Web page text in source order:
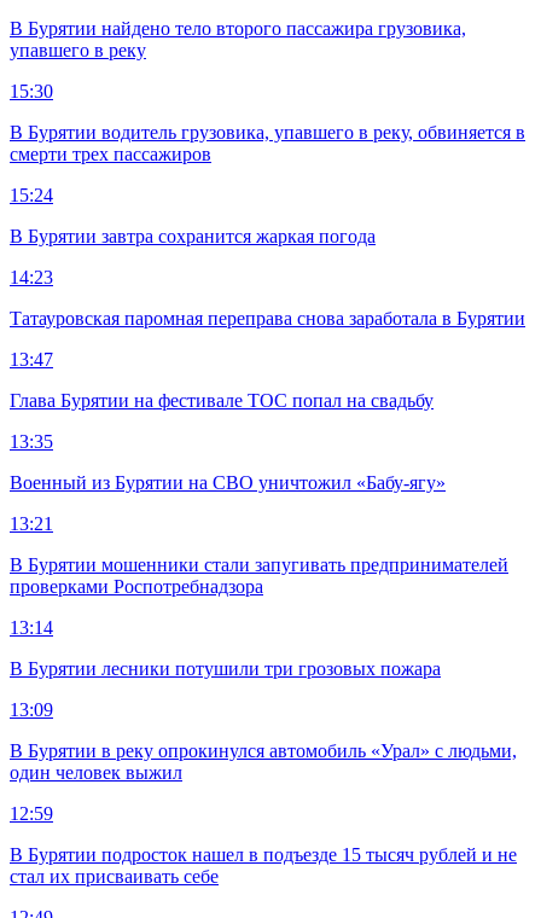
В Бурятии найдено тело второго пассажира грузовика,
упавшего в реку
15:30
В Бурятии водитель грузовика, упавшего в реку, обвиняется в
смерти трех пассажиров
15:24
В Бурятии завтра сохранится жаркая погода
14:23
Татауровская паромная переправа снова заработала в Бурятии
13:47
Глава Бурятии на фестивале ТОС попал на свадьбу
13:35
Военный из Бурятии на СВО уничтожил «Бабу-ягу»
13:21
В Бурятии мошенники стали запугивать предпринимателей
проверками Роспотребнадзора
13:14
В Бурятии лесники потушили три грозовых пожара
13:09
В Бурятии в реку опрокинулся автомобиль «Урал» с людьми,
один человек выжил
12:59
В Бурятии подросток нашел в подъезде 15 тысяч рублей и не
стал их присваивать себе